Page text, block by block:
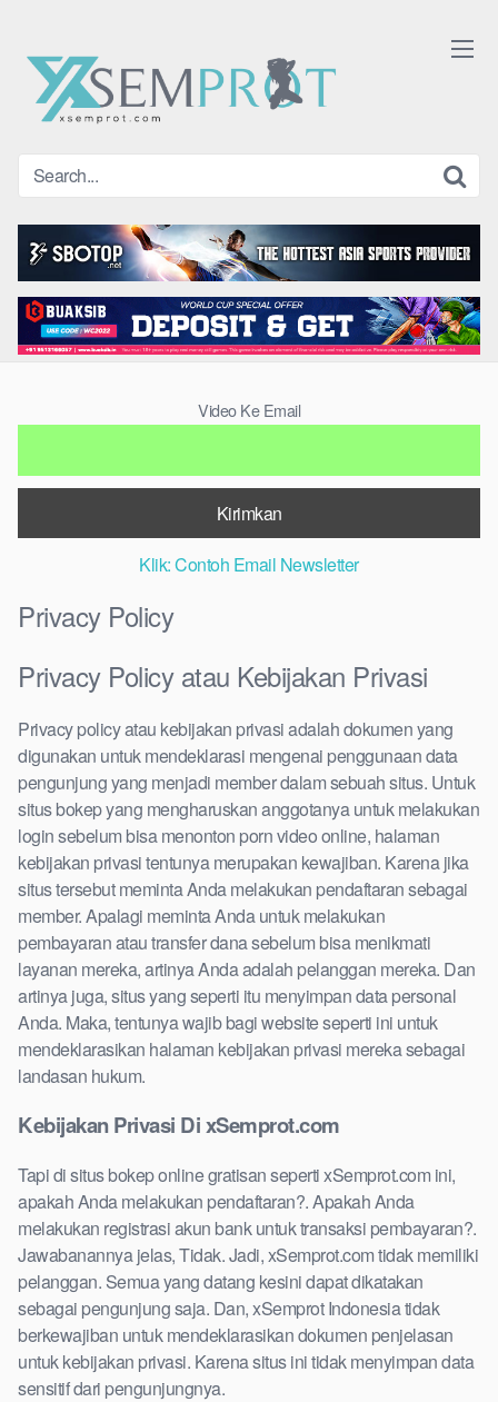
content
Video Ke Email
Klik: Contoh Email Newsletter
Privacy Policy
Privacy Policy atau Kebijakan Privasi
Privacy policy atau kebijakan privasi adalah dokumen yang
digunakan untuk mendeklarasi mengenai penggunaan data
pengunjung yang menjadi member dalam sebuah situs. Untuk
situs bokep yang mengharuskan anggotanya untuk melakukan
login sebelum bisa menonton porn video online, halaman
kebijakan privasi tentunya merupakan kewajiban. Karena jika
situs tersebut meminta Anda melakukan pendaftaran sebagai
member. Apalagi meminta Anda untuk melakukan
pembayaran atau transfer dana sebelum bisa menikmati
layanan mereka, artinya Anda adalah pelanggan mereka. Dan
artinya juga, situs yang seperti itu menyimpan data personal
Anda. Maka, tentunya wajib bagi website seperti ini untuk
mendeklarasikan halaman kebijakan privasi mereka sebagai
landasan hukum.
Kebijakan Privasi Di xSemprot.com
Tapi di situs bokep online gratisan seperti xSemprot.com ini,
apakah Anda melakukan pendaftaran?. Apakah Anda
melakukan registrasi akun bank untuk transaksi pembayaran?.
Jawabanannya jelas, Tidak. Jadi, xSemprot.com tidak memiliki
pelanggan. Semua yang datang kesini dapat dikatakan
sebagai pengunjung saja. Dan, xSemprot Indonesia tidak
berkewajiban untuk mendeklarasikan dokumen penjelasan
untuk kebijakan privasi. Karena situs ini tidak menyimpan data
sensitif dari pengunjungnya.